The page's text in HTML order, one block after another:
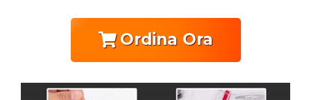
Ordina Ora